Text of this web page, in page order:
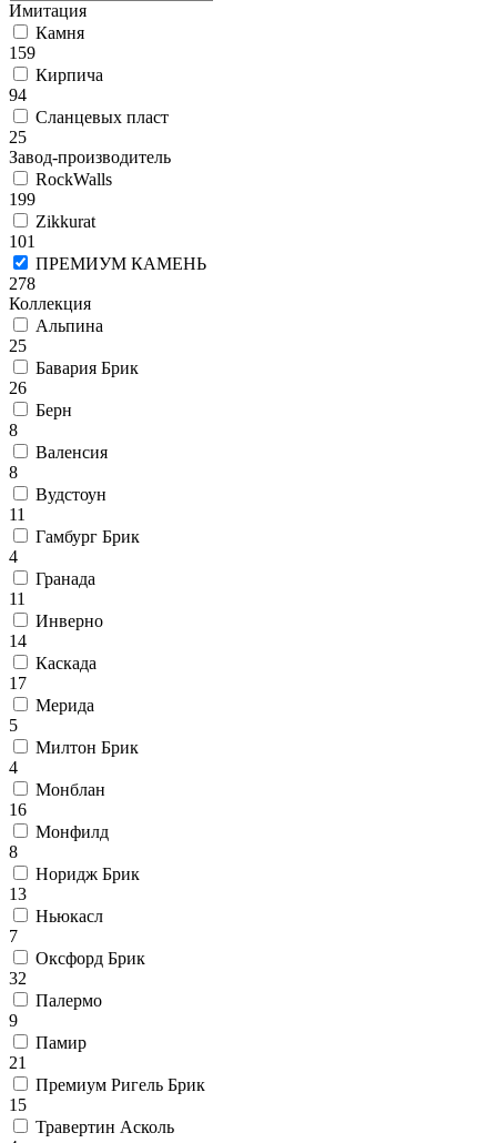
Имитация
Камня
159
Кирпича
94
Сланцевых пласт
25
Завод-производитель
RockWalls
199
Zikkurat
101
ПРЕМИУМ КАМЕНЬ
278
Коллекция
Альпина
25
Бавария Брик
26
Берн
8
Валенсия
8
Вудстоун
11
Гамбург Брик
4
Гранада
11
Инверно
14
Каскада
17
Мерида
5
Милтон Брик
4
Монблан
16
Монфилд
8
Норидж Брик
13
Ньюкасл
7
Оксфорд Брик
32
Палермо
9
Памир
21
Премиум Ригель Брик
15
Травертин Асколь